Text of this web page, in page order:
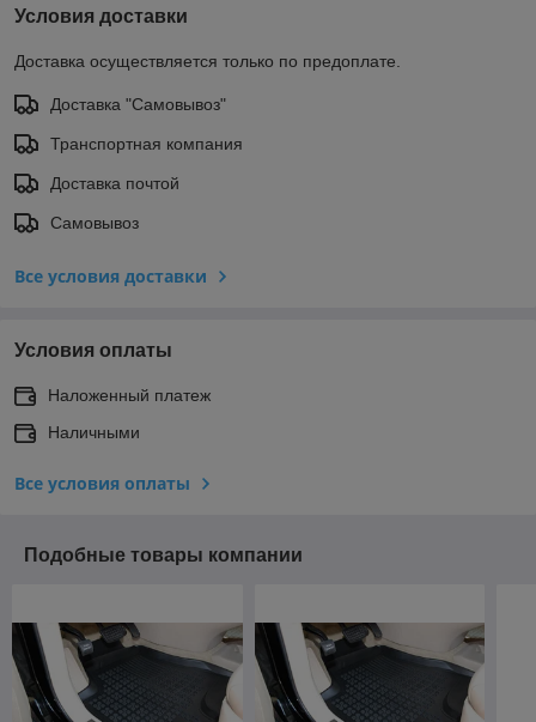
Условия доставки
Доставка осуществляется только по предоплате.
Доставка "Самовывоз"
Транспортная компания
Доставка почтой
Самовывоз
Все условия доставки
Условия оплаты
Наложенный платеж
Наличными
Все условия оплаты
Подобные товары компании